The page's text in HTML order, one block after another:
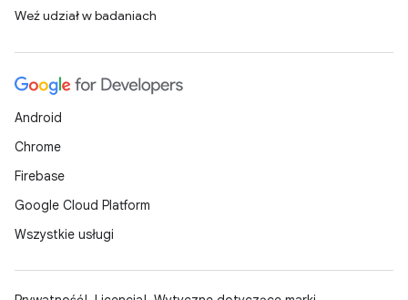
Weź udział w badaniach
Android
Chrome
Firebase
Google Cloud Platform
Wszystkie usługi